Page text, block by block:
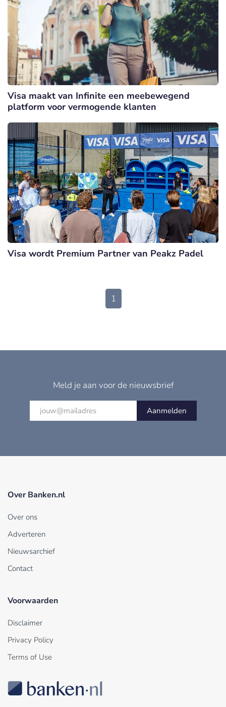
Visa maakt van Infinite een meebewegend
platform voor vermogende klanten
Visa wordt Premium Partner van Peakz Padel
1
Meld je aan voor de nieuwsbrief
Aanmelden
Over Banken.nl
Over ons
Adverteren
Nieuwsarchief
Contact
Voorwaarden
Disclaimer
Privacy Policy
Terms of Use